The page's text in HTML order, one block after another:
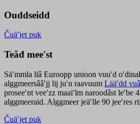
Ouddseidd
Čuäʹjet puk
Teâđ meeʹst
Säʹmmla liâ Euroopp unioon vuuʹd
alggmeersââʹjj lij juʹn raavuum Lääʹdd
proseeʹnt veeʹzz maaiʹlm naroodâst
alggmeeraid. Alggmeer jeäʹlle 90 jeeʹres
Čuäʹjet puk